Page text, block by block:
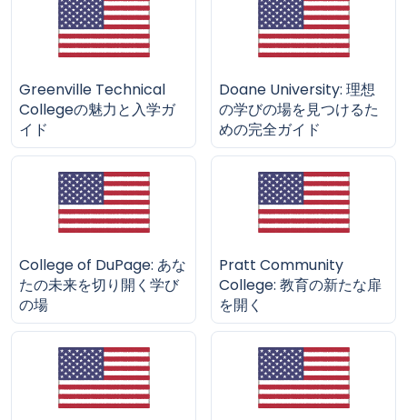
Greenville Technical
Collegeの魅力と入学ガ
イド
Doane University: 理想
の学びの場を見つけるた
めの完全ガイド
College of DuPage: あな
たの未来を切り開く学び
の場
Pratt Community
College: 教育の新たな扉
を開く